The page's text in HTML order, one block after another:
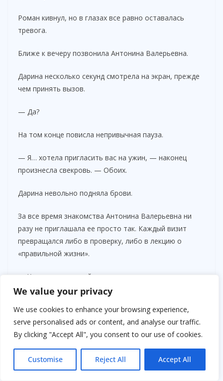
We value your privacy
We use cookies to enhance your browsing experience,
serve personalised ads or content, and analyse our traffic.
By clicking "Accept All", you consent to our use of cookies.
Customise Reject All Accept All
Роман кивнул, но в глазах все равно оставалась
тревога.
Ближе к вечеру позвонила Антонина Валерьевна.
Дарина несколько секунд смотрела на экран, прежде
чем принять вызов.
— Да?
На том конце повисла непривычная пауза.
— Я… хотела пригласить вас на ужин, — наконец
произнесла свекровь. — Обоих.
Дарина невольно подняла брови.
За все время знакомства Антонина Валерьевна ни
разу не приглашала ее просто так. Каждый визит
превращался либо в проверку, либо в лекцию о
«правильной жизни».
— Хорошо, — спокойно сказала она.
Вечером квартира свекрови выглядела так же
безупречно, как всегда. Те же тяжелые шторы,
натертый до блеска паркет, запах дорогого чая и
духов. Но сама хозяйка будто постарела за одну ночь.